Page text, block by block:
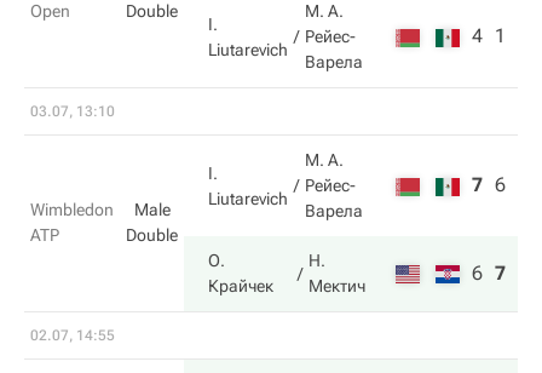
Open
Double
I.
Liutarevich
М. А.
Рейес-
Варела
4 1
03.07, 13:10
Wimbledon
ATP
Male
Double
I.
Liutarevich
М. А.
Рейес-
Варела
7 6
О.
Крайчек
Н.
Мектич
6 7
02.07, 14:55